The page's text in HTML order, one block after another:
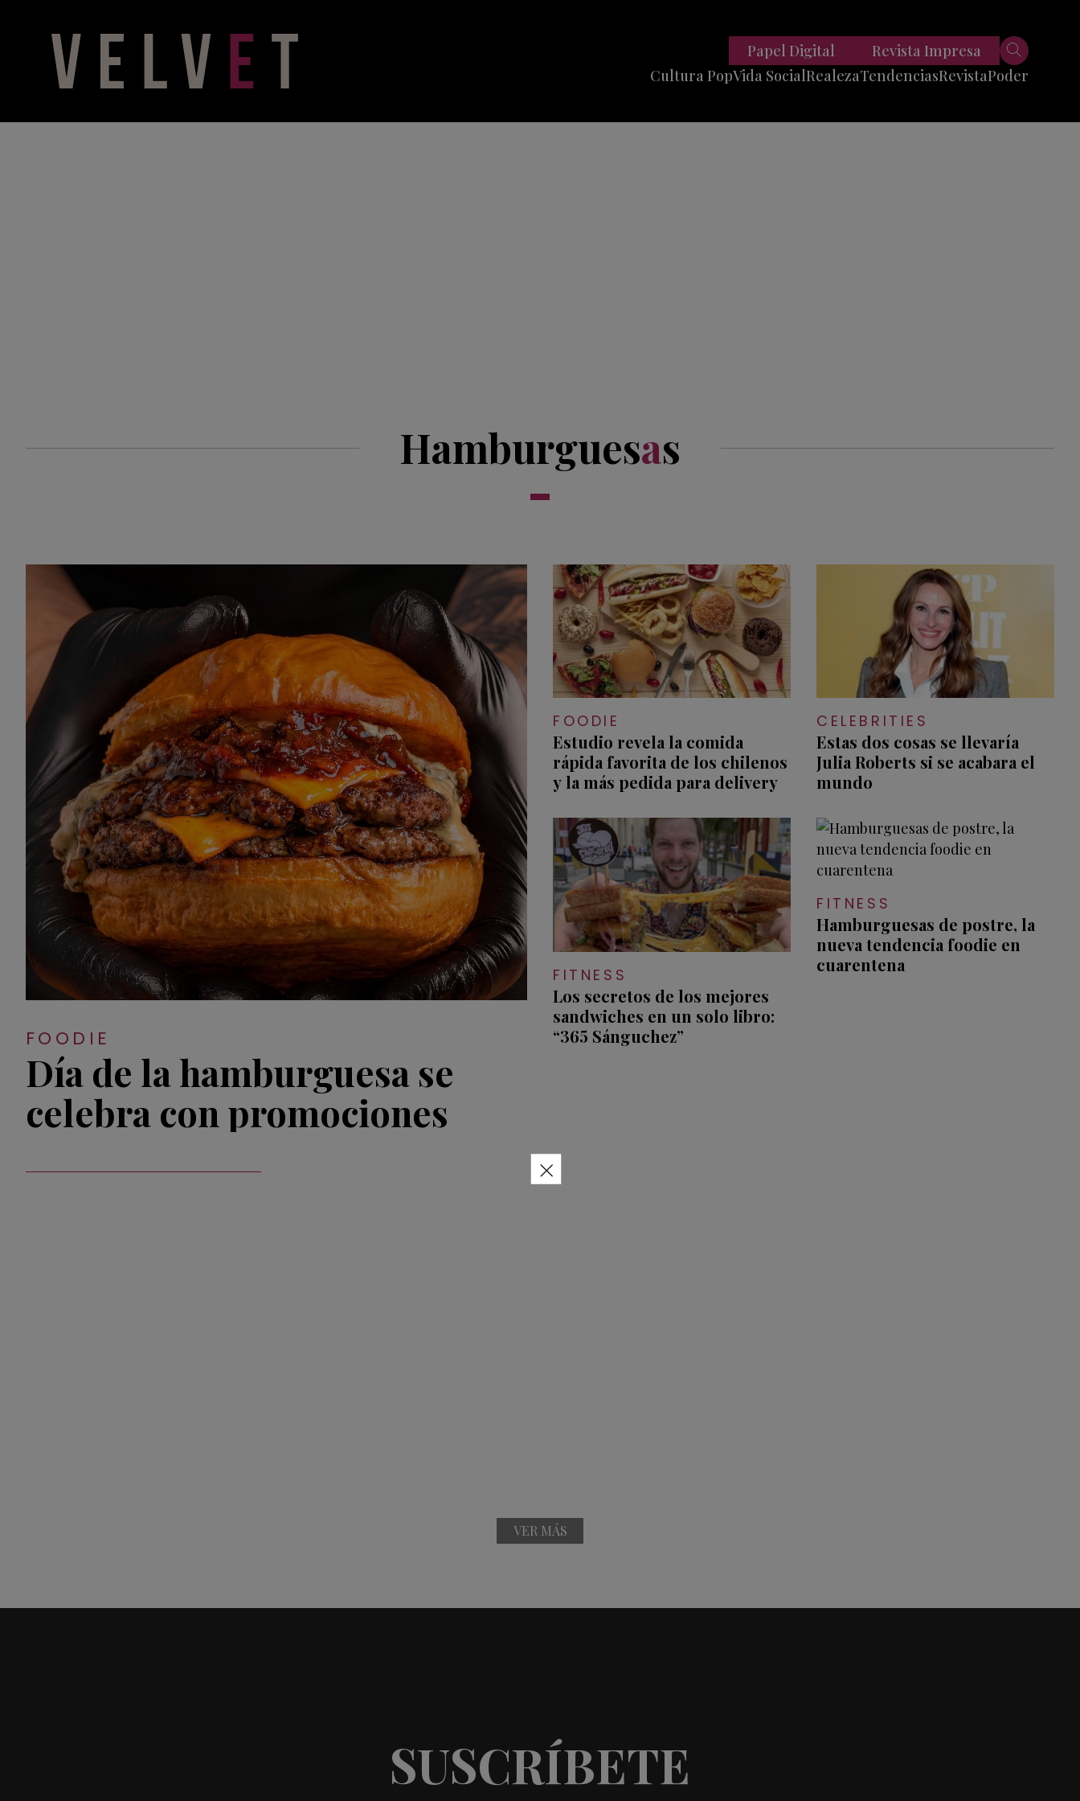
Cultura PopVida SocialRealezaTendenciasRevistaPoder
Papel Digital Revista Impresa
Hamburguesas
FOODIE
Día de la hamburguesa se
celebra con promociones
FOODIE
Estudio revela la comida
rápida favorita de los chilenos
y la más pedida para delivery
CELEBRITIES
Estas dos cosas se llevaría
Julia Roberts si se acabara el
mundo
FITNESS
Los secretos de los mejores
sandwiches en un solo libro:
“365 Sánguchez”
FITNESS
Hamburguesas de postre, la
nueva tendencia foodie en
cuarentena
VER MÁS
SUSCRÍBETE
×